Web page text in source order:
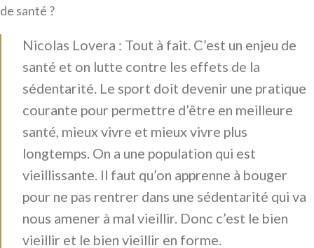
de santé ?
Nicolas Lovera : Tout à fait. C’est un enjeu de
santé et on lutte contre les effets de la
sédentarité. Le sport doit devenir une pratique
courante pour permettre d’être en meilleure
santé, mieux vivre et mieux vivre plus
longtemps. On a une population qui est
vieillissante. Il faut qu’on apprenne à bouger
pour ne pas rentrer dans une sédentarité qui va
nous amener à mal vieillir. Donc c’est le bien
vieillir et le bien vieillir en forme.